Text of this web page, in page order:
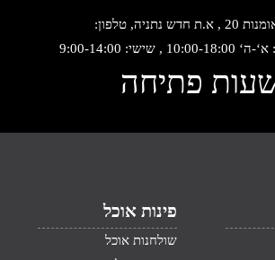
נתניה, טלפון:
9:00-14:00
פתיחה
פינות אוכל
שולחנות אוכל